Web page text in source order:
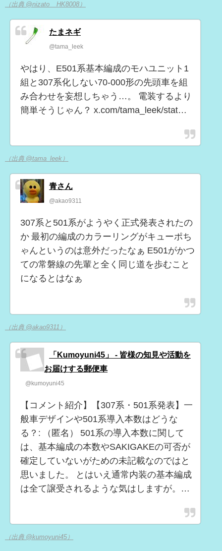
（出典 @nizato__HK8008）
たまネギ
@tama_leek
やはり、E501系基本編成のモハユニット1
組と307系化しない70-000形の先頭車を組
み合わせを妄想しちゃう…。 電装するより
簡単そうじゃん？ x.com/tama_leek/stat…
（出典 @tama_leek）
青さん
@akao9311
307系と501系がようやく正式発表されたの
か 最初の編成のカラーリングがキューポち
ゃんというのは意外だったなぁ E501がかつ
ての常磐線の先輩と全く同じ道を歩むこと
になるとはなぁ
（出典 @akao9311）
「Kumoyuni45」 - 皆様の知見や活動を
お届けする郵便車
@kumoyuni45
【コメント紹介】【307系・501系発表】一
般車デザインや501系導入本数はどうな
る？: （匿名） 501系の導入本数に関して
は、基本編成の本数やSAKIGAKEの可否が
確定していないがための未記載なのではと
思いました。 とはいえ通常内装の基本編成
は全て譲受されるような気はしますが。…
（出典 @kumoyuni45）